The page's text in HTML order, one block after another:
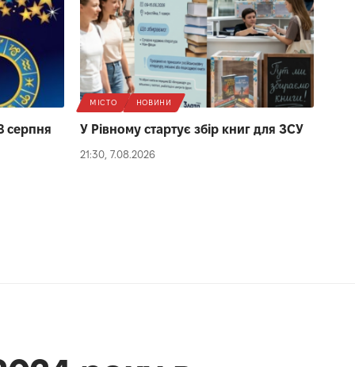
серпня
МІСТО НОВИНИ
У Рівному стартує збір книг для ЗСУ
21:30, 7.08.2026